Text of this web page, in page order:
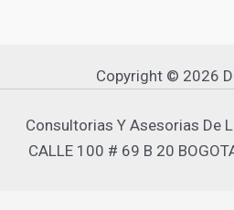
Copyright © 2026
Consultorias Y Asesorias De
CALLE 100 # 69 B 20